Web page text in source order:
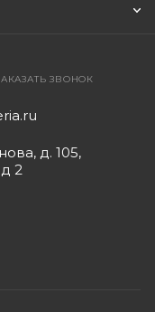
ЗВОНОК
д. 105,
2